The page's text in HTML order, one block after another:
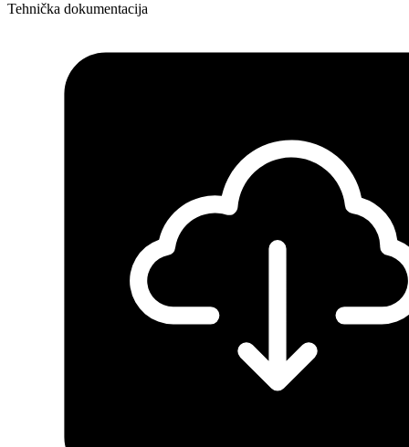
Tehnička dokumentacija